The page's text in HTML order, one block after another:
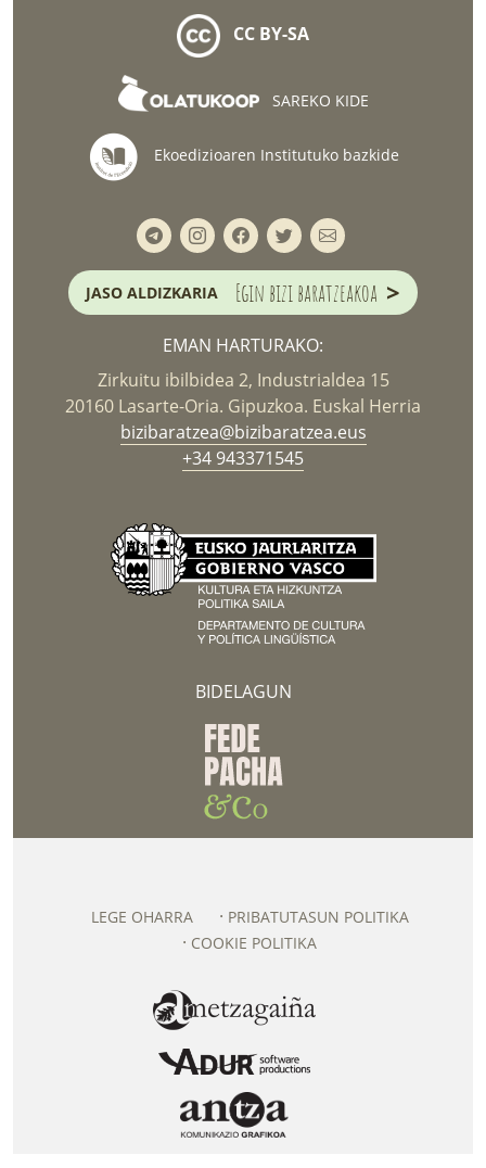
CC BY-SA
SAREKO KIDE
Ekoedizioaren Institutuko bazkide
JASO ALDIZKARIA Egin bizi baratzeakoa >
EMAN HARTURAKO:
Zirkuitu ibilbidea 2, Industrialdea 15
20160 Lasarte-Oria. Gipuzkoa. Euskal Herria
bizibaratzea@bizibaratzea.eus
+34 943371545
BIDELAGUN
LEGE OHARRA
PRIBATUTASUN POLITIKA
COOKIE POLITIKA